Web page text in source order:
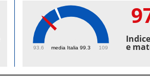
media Italia 99.3
93.6 109 e